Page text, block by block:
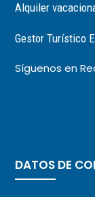
Alquiler
Gestor Turístico
Síguenos en
DATOS DE